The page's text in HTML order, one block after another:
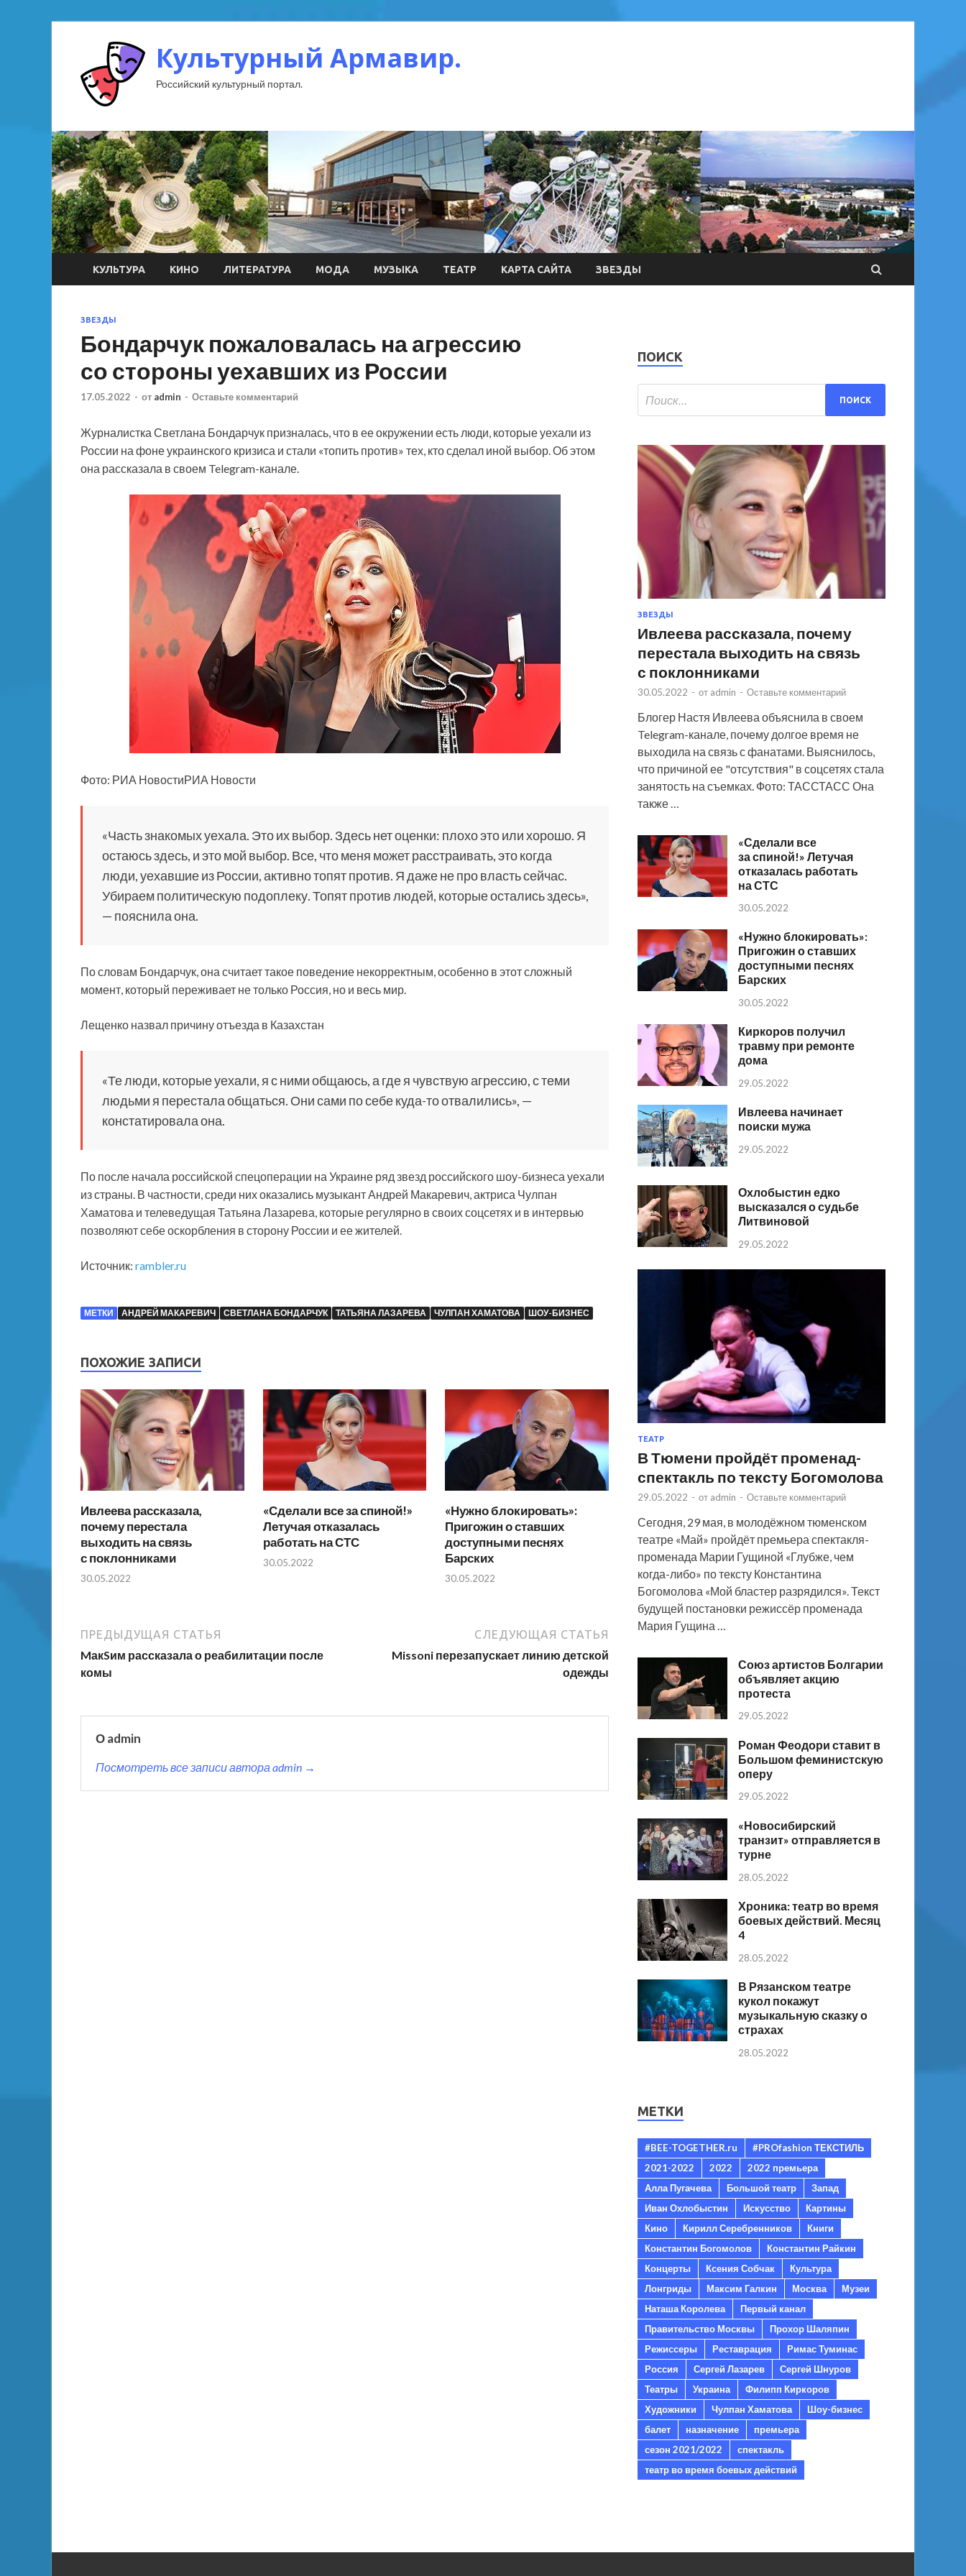
Культурный Армавир.
Российский культурный портал.
КУЛЬТУРА КИНО ЛИТЕРАТУРА МОДА МУЗЫКА ТЕАТР КАРТА САЙТА ЗВЕЗДЫ
ЗВЕЗДЫ
Бондарчук пожаловалась на агрессию
со стороны уехавших из России
17.05.2022 - от admin - Оставьте комментарий
Журналистка Светлана Бондарчук призналась, что в ее окружении есть люди, которые уехали из
России на фоне украинского кризиса и стали «топить против» тех, кто сделал иной выбор. Об этом
она рассказала в своем Telegram-канале.
Фото: РИА НовостиРИА Новости
«Часть знакомых уехала. Это их выбор. Здесь нет оценки: плохо это или хорошо. Я
остаюсь здесь, и это мой выбор. Все, что меня может расстраивать, это когда
люди, уехавшие из России, активно топят против. Я даже не про власть сейчас.
Убираем политическую подоплеку. Топят против людей, которые остались здесь»,
— пояснила она.
По словам Бондарчук, она считает такое поведение некорректным, особенно в этот сложный
момент, который переживает не только Россия, но и весь мир.
Лещенко назвал причину отъезда в Казахстан
«Те люди, которые уехали, я с ними общаюсь, а где я чувствую агрессию, с теми
людьми я перестала общаться. Они сами по себе куда-то отвалились», —
констатировала она.
По после начала российской спецоперации на Украине ряд звезд российского шоу-бизнеса уехали
из страны. В частности, среди них оказались музыкант Андрей Макаревич, актриса Чулпан
Хаматова и телеведущая Татьяна Лазарева, которые регулярно в своих соцсетях и в интервью
позволяют себе оскорбления в сторону России и ее жителей.
Источник: rambler.ru
МЕТКИ АНДРЕЙ МАКАРЕВИЧ СВЕТЛАНА БОНДАРЧУК ТАТЬЯНА ЛАЗАРЕВА ЧУЛПАН ХАМАТОВА ШОУ-БИЗНЕС
ПОХОЖИЕ ЗАПИСИ
Ивлеева рассказала,
почему перестала
выходить на связь
с поклонниками
30.05.2022
«Сделали все за спиной!»
Летучая отказалась
работать на СТС
30.05.2022
«Нужно блокировать»:
Пригожин о ставших
доступными песнях
Барских
30.05.2022
ПРЕДЫДУЩАЯ СТАТЬЯ
MакSим рассказала о реабилитации после
комы
СЛЕДУЮЩАЯ СТАТЬЯ
Missoni перезапускает линию детской
одежды
О admin
Посмотреть все записи автора admin →
ПОИСК
ЗВЕЗДЫ
Ивлеева рассказала, почему
перестала выходить на связь
с поклонниками
30.05.2022 - от admin - Оставьте комментарий
Блогер Настя Ивлеева объяснила в своем
Telegram-канале, почему долгое время не
выходила на связь с фанатами. Выяснилось,
что причиной ее "отсутствия" в соцсетях стала
занятость на съемках. Фото: ТАССТАСС Она
также …
«Сделали все
за спиной!» Летучая
отказалась работать
на СТС
30.05.2022
«Нужно блокировать»:
Пригожин о ставших
доступными песнях
Барских
30.05.2022
Киркоров получил
травму при ремонте
дома
29.05.2022
Ивлеева начинает
поиски мужа
29.05.2022
Охлобыстин едко
высказался о судьбе
Литвиновой
29.05.2022
ТЕАТР
В Тюмени пройдёт променад-
спектакль по тексту Богомолова
29.05.2022 - от admin - Оставьте комментарий
Сегодня, 29 мая, в молодёжном тюменском
театре «Май» пройдёт премьера спектакля-
променада Марии Гущиной «Глубже, чем
когда-либо» по тексту Константина
Богомолова «Мой бластер разрядился». Текст
будущей постановки режиссёр променада
Мария Гущина …
Союз артистов Болгарии
объявляет акцию
протеста
29.05.2022
Роман Феодори ставит в
Большом феминистскую
оперу
29.05.2022
«Новосибирский
транзит» отправляется в
турне
28.05.2022
Хроника: театр во время
боевых действий. Месяц
4
28.05.2022
В Рязанском театре
кукол покажут
музыкальную сказку о
страхах
28.05.2022
МЕТКИ
#BEE-TOGETHER.ru
#PROfashion ТЕКСТИЛЬ
2021-2022
2022
2022 премьера
Алла Пугачева
Большой театр
Запад
Иван Охлобыстин
Искусство
Картины
Кино
Кирилл Серебренников
Книги
Константин Богомолов
Константин Райкин
Концерты
Ксения Собчак
Культура
Лонгриды
Максим Галкин Москва
Музеи
Наташа Королева
Первый канал
Правительство Москвы
Прохор Шаляпин
Режиссеры
Реставрация
Римас Туминас
Россия
Сергей Лазарев
Сергей Шнуров
Театры
Украина
Филипп Киркоров
Художники
Чулпан Хаматова
Шоу-бизнес
балет
назначение
премьера
сезон 2021/2022
спектакль
театр во время боевых действий